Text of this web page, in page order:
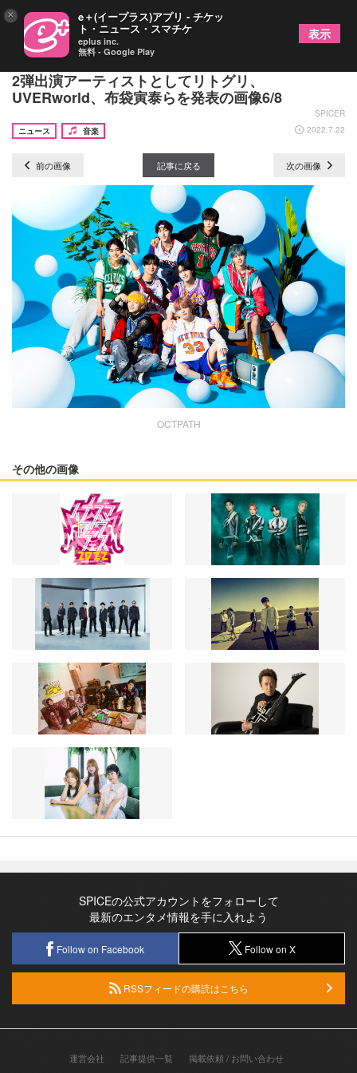
『イナズマロック フェス 2022』 雷神ステージ第
2弾出演アーティストとしてリトグリ、
UVERworld、布袋寅泰らを発表の画像6/8
SPICER
ニュース
音楽 2022.7.22
前の画像 記事に戻る 次の画像
OCTPATH
その他の画像
SPICEの公式アカウントをフォローして
最新のエンタメ情報を手に入れよう
Follow on Facebook Follow on X
RSSフィードの購読はこちら
運営会社 記事提供一覧 掲載依頼 / お問い合わせ
× e＋(イープラス)アプリ - チケッ
ト・ニュース・スマチケ
eplus inc.
無料 - Google Play
表示